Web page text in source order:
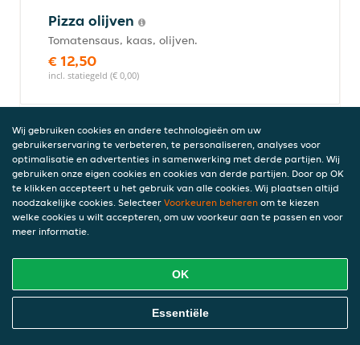
Pizza olijven
Tomatensaus, kaas, olijven.
€ 12,50
incl. statiegeld (€ 0,00)
Pizza mexicano
Tomatensaus, kaas, jalapenos, pepers,
olijven.
€ 14,00
incl. statiegeld (€ 0,00)
Pizza bolognese classic
Tomatensaus, kaas, gehakt, olijven, ui.
Online Eten Bestellen
Wij gebruiken cookies en andere technologieën om uw
gebruikerservaring te verbeteren, te personaliseren, analyses voor
optimalisatie en advertenties in samenwerking met derde partijen. Wij
gebruiken onze eigen cookies en cookies van derde partijen. Door op OK
te klikken accepteert u het gebruik van alle cookies. Wij plaatsen altijd
noodzakelijke cookies. Selecteer Voorkeuren beheren om te kiezen
welke cookies u wilt accepteren, om uw voorkeur aan te passen en voor
meer informatie.
OK
Essentiële